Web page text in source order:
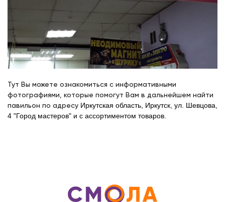
Тут Вы можете ознакомиться с информативными
фотографиями, которые помогут Вам в дальнейшем найти
павильон по адресу Иркутская область, Иркутск, ул. Шевцова,
4 "Город мастеров" и с ассортиментом товаров.